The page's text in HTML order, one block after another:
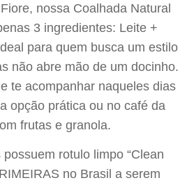
nossa Coalhada Natural
3 ingredientes: Leite +
para quem busca um estilo
não abre mão de um docinho.
te acompanhar naqueles dias
opção prática ou no café da
frutas e granola.
rotulo limpo “Clean
no Brasil a serem